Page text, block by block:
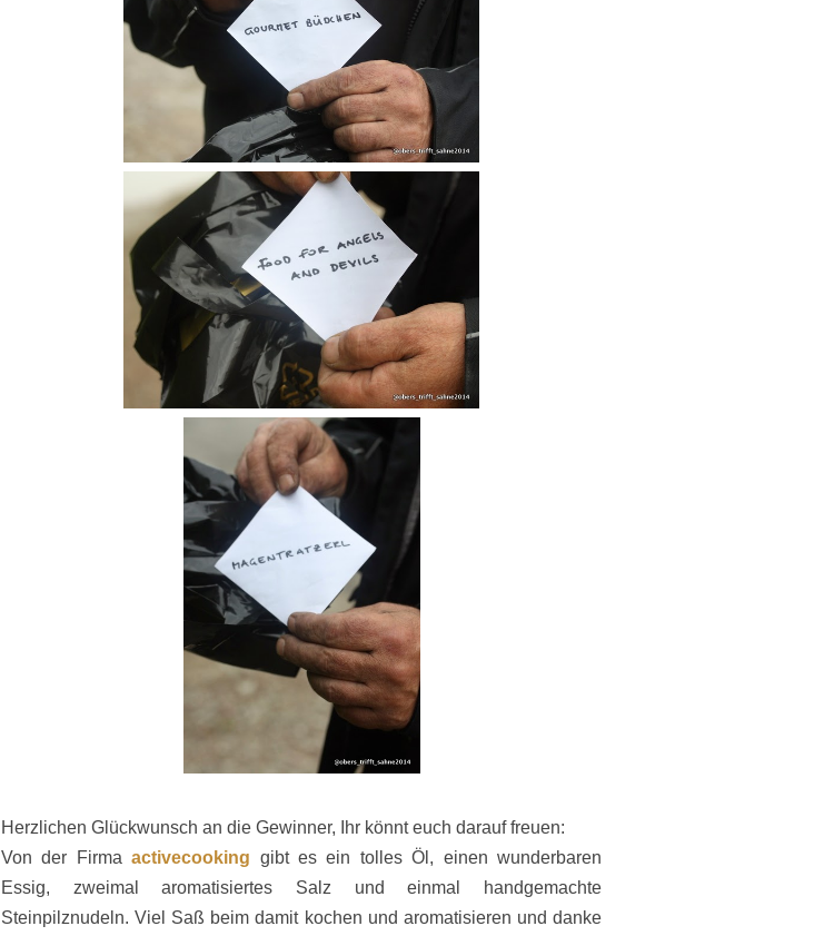
Herzlichen Glückwunsch an die Gewinner, Ihr könnt euch darauf freuen:
Von der Firmaactivecooking gibt es ein tolles Öl, einen wunderbaren
Essig, zweimal aromatisiertes Salz und einmal handgemachte
Steinpilznudeln. Viel Saß beim damit kochen und aromatisieren und danke